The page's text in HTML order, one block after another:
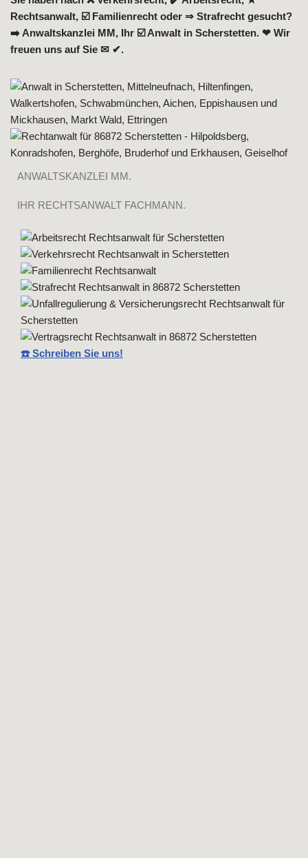
Rechtsanwalt, ☑️ Familienrecht oder ⇒ Strafrecht gesucht?
➡️ Anwaltskanzlei MM, Ihr ☑️ Anwalt in Scherstetten. ❤ Wir
freuen uns auf Sie ✉ ✔.
ANWALTSKANZLEI MM.
IHR RECHTSANWALT FACHMANN.
☎️ Schreiben Sie uns!